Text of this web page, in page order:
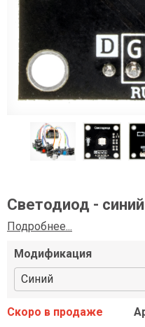
Светодиод -
Подробнее...
Модификация
Синий
Скоро в продаже